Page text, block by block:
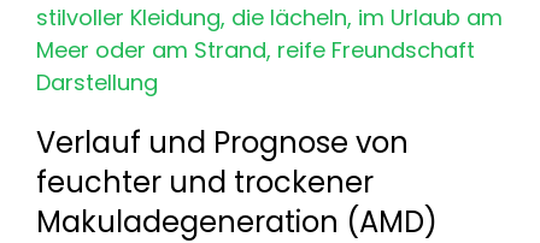
Verlauf und Prognose von
feuchter und trockener
Makuladegeneration (AMD)